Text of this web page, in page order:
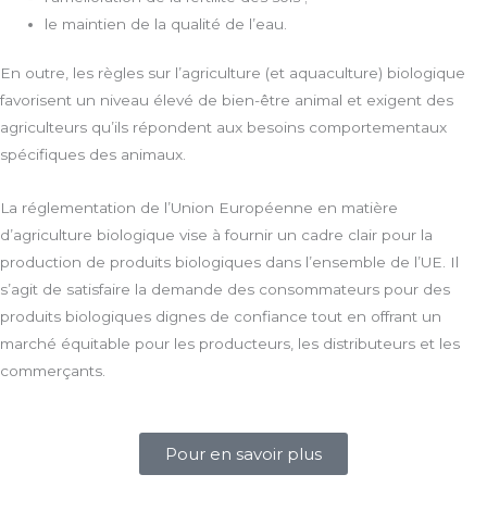
le maintien de la qualité de l’eau.
En outre, les règles sur l’agriculture (et aquaculture) biologique
favorisent un niveau élevé de bien-être animal et exigent des
agriculteurs qu’ils répondent aux besoins comportementaux
spécifiques des animaux.
La réglementation de l’Union Européenne en matière
d’agriculture biologique vise à fournir un cadre clair pour la
production de produits biologiques dans l’ensemble de l’UE. Il
s’agit de satisfaire la demande des consommateurs pour des
produits biologiques dignes de confiance tout en offrant un
marché équitable pour les producteurs, les distributeurs et les
commerçants.
Pour en savoir plus